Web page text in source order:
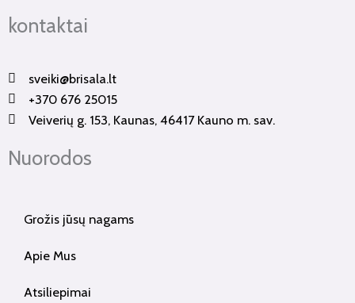
e
o
k
-
t
r
a
m
kontaktai
sveiki@brisala.lt
+370 676 25015
Veiverių g. 153, Kaunas, 46417 Kauno m. sav.
Nuorodos
Grožis jūsų nagams
Apie Mus
Atsiliepimai